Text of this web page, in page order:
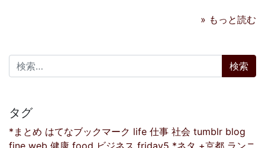
» もっと読む
検索:
タグ
*まとめ はてなブックマーク life 仕事 社会 tumblr blog